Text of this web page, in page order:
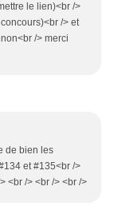
le lien)<br />
/> et
/> merci
de bien les
et #135<br />
<br /> <br /> <br />